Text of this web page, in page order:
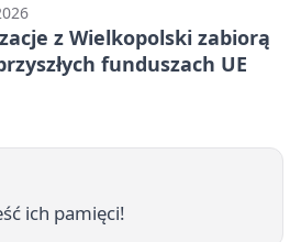
z Wielkopolski zabiorą
funduszach UE
ich pamięci!